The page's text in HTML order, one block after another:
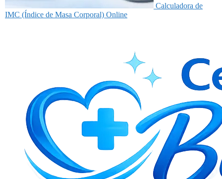
Calculadora de
IMC (Índice de Masa Corporal) Online